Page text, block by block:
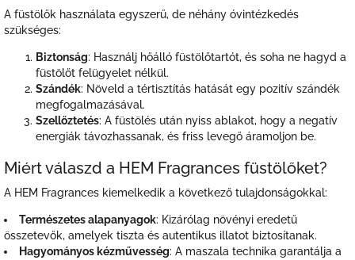
A füstölők használata egyszerű, de néhány óvintézkedés
szükséges:
Biztonság: Használj hőálló füstölőtartót, és soha ne hagyd a
füstölőt felügyelet nélkül.
Szándék: Növeld a tértisztítás hatását egy pozitív szándék
megfogalmazásával.
Szellőztetés: A füstölés után nyiss ablakot, hogy a negatív
energiák távozhassanak, és friss levegő áramoljon be.
Miért válaszd a HEM Fragrances füstölőket?
A HEM Fragrances kiemelkedik a következő tulajdonságokkal:
Természetes alapanyagok: Kizárólag növényi eredetű
összetevők, amelyek tiszta és autentikus illatot biztosítanak.
Hagyományos kézművesség: A maszala technika garantálja a